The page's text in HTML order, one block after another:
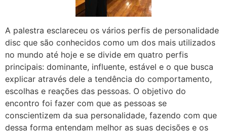
A palestra esclareceu os vários perfis de personalidade
disc que são conhecidos como um dos mais utilizados
no mundo até hoje e se divide em quatro perfis
principais: dominante, influente, estável e o que busca
explicar através dele a tendência do comportamento,
escolhas e reações das pessoas. O objetivo do
encontro foi fazer com que as pessoas se
conscientizem da sua personalidade, fazendo com que
dessa forma entendam melhor as suas decisões e os